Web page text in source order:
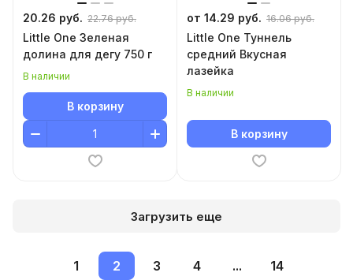
20.26 руб. 22.76 руб.
Little One Зеленая
долина для дегу 750 г
В наличии
В корзину
от 14.29 руб. 16.06 руб.
Little One Туннель
средний Вкусная
лазейка
В наличии
В корзину
Загрузить еще
1 2 3 4 ... 14